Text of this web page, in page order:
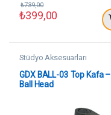
₺399,00
₺739,00
Stüdyo Aksesuarları
GDX BALL-03 Top Kafa –
Ball Head